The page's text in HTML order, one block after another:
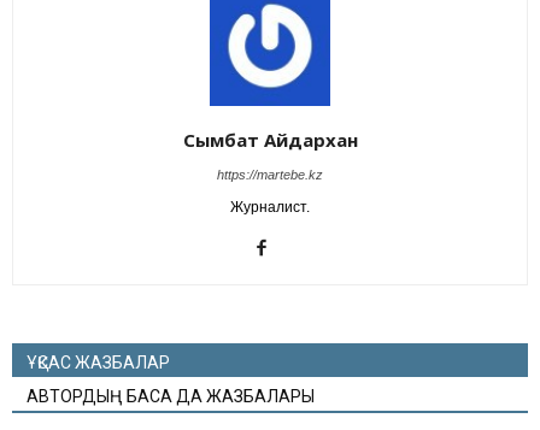
Сымбат Айдархан
https://martebe.kz
Журналист.
ҰҚСАС ЖАЗБАЛАР
АВТОРДЫҢ БАСҚА ДА ЖАЗБАЛАРЫ